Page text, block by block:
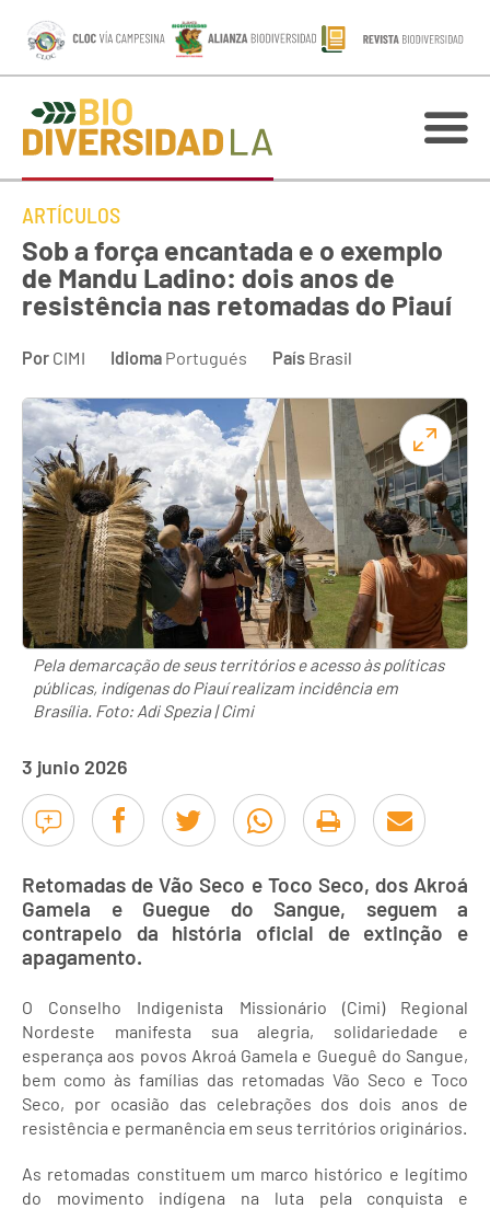
ARTÍCULOS
Sob a força encantada e o exemplo
de Mandu Ladino: dois anos de
resistência nas retomadas do Piauí
Por CIMI Idioma Portugués País Brasil
Pela demarcação de seus territórios e acesso às políticas
públicas, indígenas do Piauí realizam incidência em
Brasília. Foto: Adi Spezia | Cimi
3 junio 2026
Retomadas de Vão Seco e Toco Seco, dos Akroá
Gamela e Guegue do Sangue, seguem a
contrapelo da história oficial de extinção e
apagamento.
O Conselho Indigenista Missionário (Cimi) Regional
Nordeste manifesta sua alegria, solidariedade e
esperança aos povos Akroá Gamela e Gueguê do Sangue,
bem como às famílias das retomadas Vão Seco e Toco
Seco, por ocasião das celebrações dos dois anos de
resistência e permanência em seus territórios originários.
As retomadas constituem um marco histórico e legítimo
do movimento indígena na luta pela conquista e